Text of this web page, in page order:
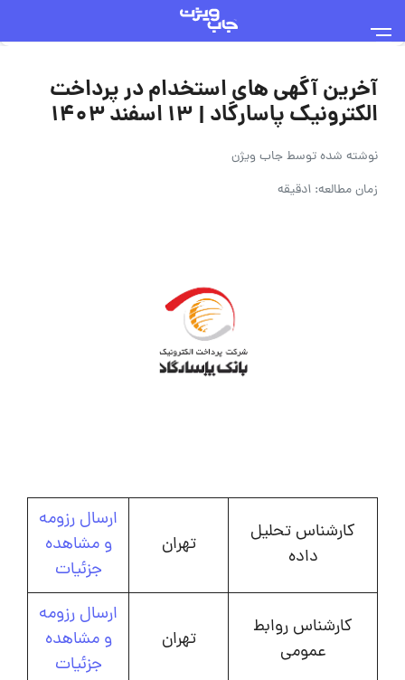
آخرین آگهی های استخدام در پرداخت
الکترونیک پاسارگاد | ۱۳ اسفند ۱۴۰۳
نوشته شده توسطجاب ویژن
زمان مطالعه: 1دقیقه
کارشناس تحلیل
داده
تهران
ارسال رزومه
و مشاهده
جزئیات
کارشناس روابط
عمومی
تهران
ارسال رزومه
و مشاهده
جزئیات